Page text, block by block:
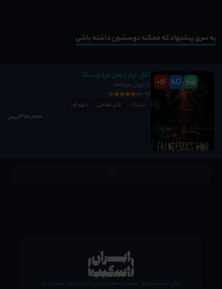
یه سری پیشنهاد که ممکنه دوسشون داشته باشی
AD
16
+
اتاق فرار ذهن فرانچسکا
تهران،میرداماد
40 نظر
ترسناک
تئاتر تعاملی دلهره آور
300٬000تومان
ایران اسکیپ مرجع تخصصی معرفی و رزرو آنلاین انواع تفریحات و